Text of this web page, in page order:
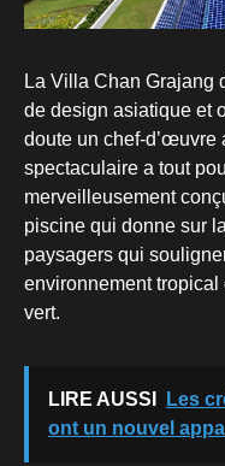
La Villa Chan Grajang
de design asiatique et
doute un chef-d’œuvre
spectaculaire a tout
merveilleusement
piscine qui donne sur
paysagers qui
environnement
vert.
LIRE AUSSI Les
ont un nouvel